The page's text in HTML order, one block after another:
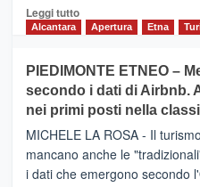
Leggi tuttoLeggi
CATANIA
–
Inaugurato
il
nuovo
collegamento
tra
Alcantara Apertura Etna
PIEDIMONTE ETNEO –
secondo i dati di Airbnb.
nei primi posti nella
MICHELE LA ROSA - Il
mancano anche le
i dati che emergono secondo